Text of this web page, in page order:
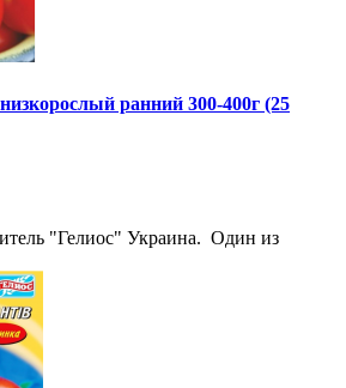
ранний 300-400г (25
"Гелиос" Украина. Один из